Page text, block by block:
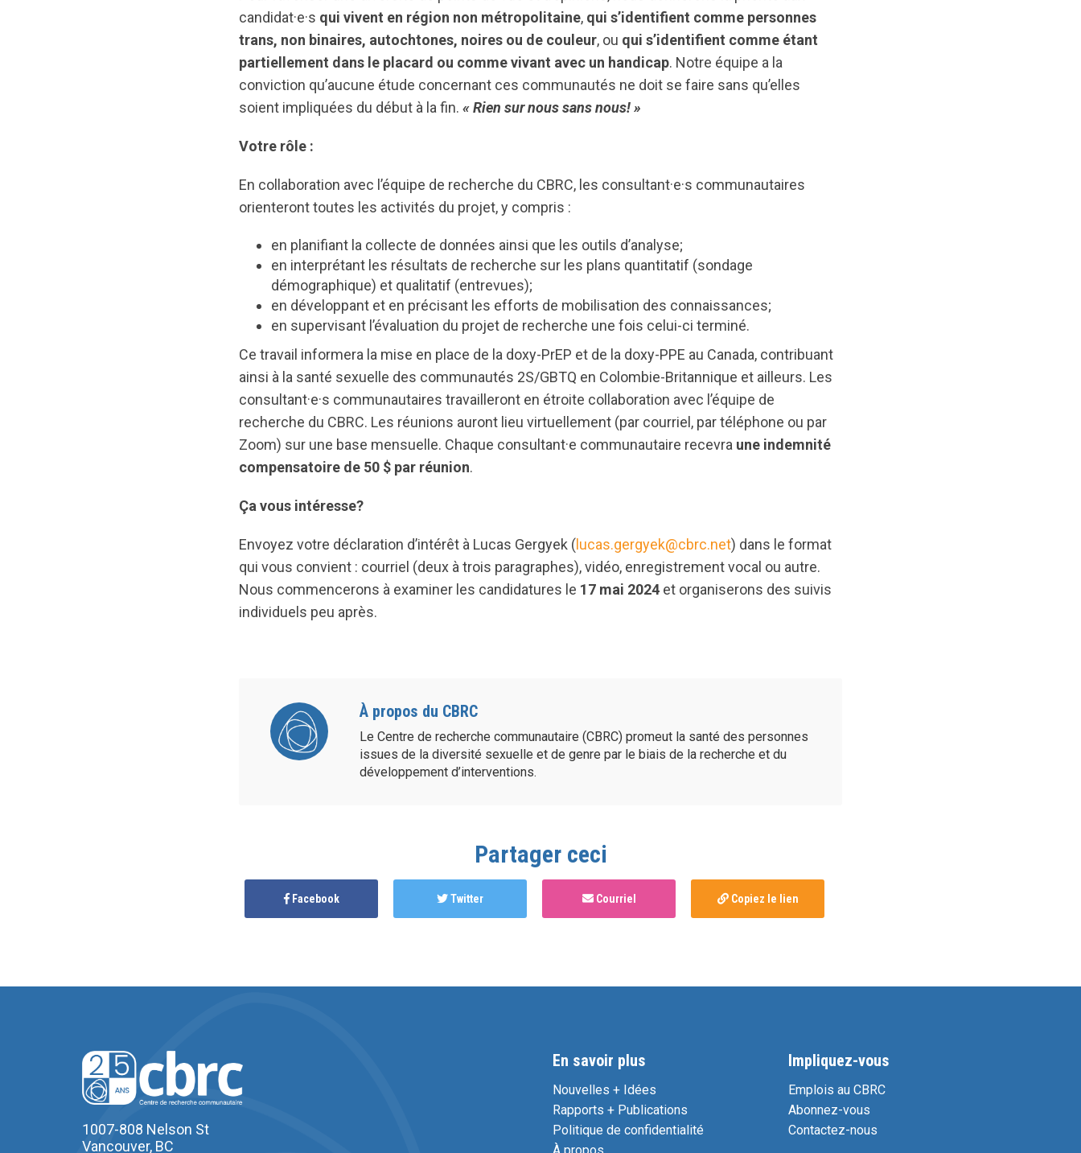
candidat·e·s qui vivent en région non métropolitaine, qui s’identifient comme personnes
trans, non binaires, autochtones, noires ou de couleur, ou qui s’identifient comme étant
partiellement dans le placard ou comme vivant avec un handicap. Notre équipe a la
conviction qu’aucune étude concernant ces communautés ne doit se faire sans qu’elles
soient impliquées du début à la fin. « Rien sur nous sans nous! »
Votre rôle :
En collaboration avec l’équipe de recherche du CBRC, les consultant·e·s communautaires
orienteront toutes les activités du projet, y compris :
en planifiant la collecte de données ainsi que les outils d’analyse;
en interprétant les résultats de recherche sur les plans quantitatif (sondage
démographique) et qualitatif (entrevues);
en développant et en précisant les efforts de mobilisation des connaissances;
en supervisant l’évaluation du projet de recherche une fois celui-ci terminé.
Ce travail informera la mise en place de la doxy-PrEP et de la doxy-PPE au Canada, contribuant
ainsi à la santé sexuelle des communautés 2S/GBTQ en Colombie-Britannique et ailleurs. Les
consultant·e·s communautaires travailleront en étroite collaboration avec l’équipe de
recherche du CBRC. Les réunions auront lieu virtuellement (par courriel, par téléphone ou par
Zoom) sur une base mensuelle. Chaque consultant·e communautaire recevra une indemnité
compensatoire de 50 $ par réunion.
Ça vous intéresse?
Envoyez votre déclaration d’intérêt à Lucas Gergyek ( lucas.gergyek@cbrc.net) dans le format
qui vous convient : courriel (deux à trois paragraphes), vidéo, enregistrement vocal ou autre.
Nous commencerons à examiner les candidatures le 17 mai 2024 et organiserons des suivis
individuels peu après.
À propos du CBRC
Le Centre de recherche communautaire (CBRC) promeut la santé des personnes
issues de la diversité sexuelle et de genre par le biais de la recherche et du
développement d’interventions.
Partager ceci
Facebook Twitter Courriel Copiez le lien
1007-808 Nelson St
Vancouver, BC
En savoir plus
Nouvelles + Idées
Rapports + Publications
Politique de confidentialité
Impliquez-vous
Emplois au CBRC
Abonnez-vous
Contactez-nous